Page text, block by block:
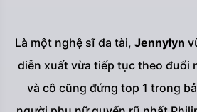
Là một nghệ sĩ đa tài, Jennylyn
diễn xuất vừa tiếp tục theo đuổi
và cô cũng đứng top 1 trong